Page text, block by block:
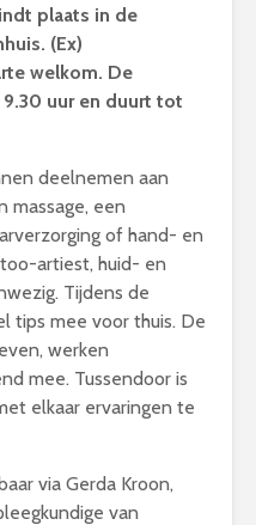
plaats in de
(Ex)
welkom. De
uur en duurt tot
deelnemen aan
massage, een
of hand- en
artiest, huid- en
Tijdens de
tips mee voor thuis. De
werken
mee. Tussendoor is
elkaar ervaringen te
via Gerda Kroon,
van